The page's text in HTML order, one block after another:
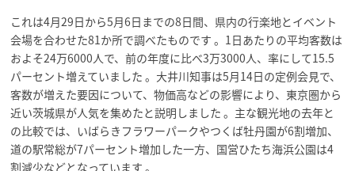
これは4月29日から5月6日までの8日間、県内の行楽地とイベント
会場を合わせた81か所で調べたものです 。1日あたりの平均客数は
およそ24万6000人で、前の年度に比べ3万3000人、率にして15.5
パーセント増えていました 。大井川知事は5月14日の定例会見で、
客数が増えた要因について、物価高などの影響により、東京圏から
近い茨城県が人気を集めたと説明しました 。主な観光地の去年と
の比較では、いばらきフラワーパークやつくば牡丹園が6割増加、
道の駅常総が7パーセント増加した一方、国営ひたち海浜公園は4
割減少などとなっています 。